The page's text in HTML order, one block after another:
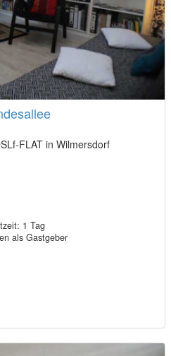
FLAT in Wilmersdorf
1 Tag
als Gastgeber